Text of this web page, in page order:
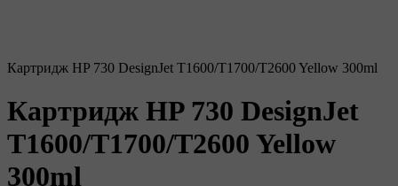
Картридж HP 730 DesignJet T1600/T1700/T2600 Yellow 300ml
Картридж HP 730 DesignJet
T1600/T1700/T2600 Yellow
300ml